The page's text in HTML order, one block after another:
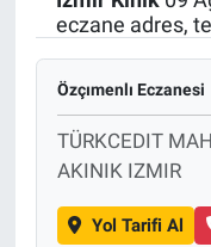
eczane adres,
Özçımenlı Eczanesi
TÜRKCEDIT
AKINIK IZMIR
Yol Tarifi Al
Politika
Bilecik
Kütahya